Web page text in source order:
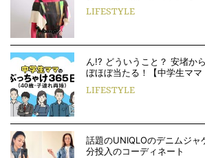
LIFESTYLE
ん!? どういうこと？ 安堵か
ぼほぼ当たる！【中学生マ
LIFESTYLE
話題のUNIQLOのデニムジャ
分投入のコーディネート